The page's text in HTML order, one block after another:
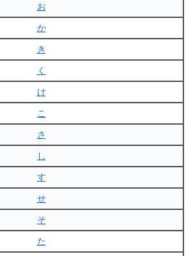
お
か
き
く
け
こ
さ
し
す
せ
そ
た